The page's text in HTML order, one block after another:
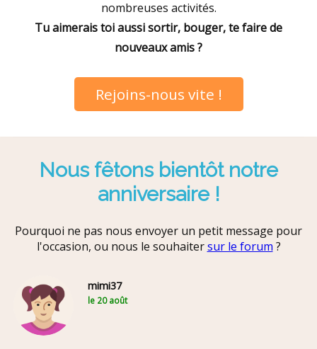
nombreuses activités.
Tu aimerais toi aussi sortir, bouger, te faire de
nouveaux amis ?
Rejoins-nous vite !
Nous fêtons bientôt notre
anniversaire !
Pourquoi ne pas nous envoyer un petit message pour
l'occasion, ou nous le souhaitersur le forum ?
mimi37
le 20 août